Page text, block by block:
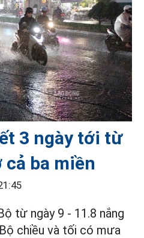
3 ngày tới từ
cả ba miền
từ ngày 9 - 11.8 nắng
chiều và tối có mưa